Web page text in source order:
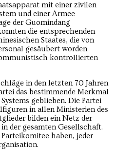
mit einer zivilen
und einer Armee
der Guomindang
die entsprechenden
Staates, die von
gesäubert worden
kontrollierten
in den letzten 70 Jahren
das bestimmende Merkmal
geblieben. Die Partei
in allen Ministerien des
bilden ein Netz der
der gesamten Gesellschaft.
haben, jeder